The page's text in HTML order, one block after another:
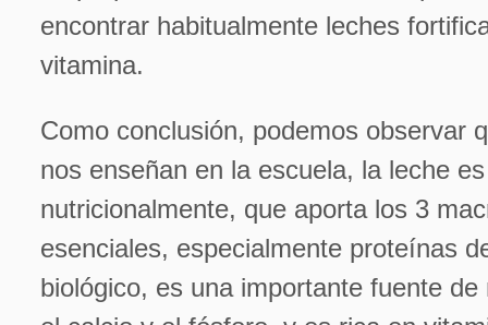
encontrar habitualmente leches
vitamina.
Como conclusión, podemos observar
nos enseñan en la escuela, la leche
nutricionalmente, que aporta los 3
esenciales, especialmente proteínas
biológico, es una importante fuente